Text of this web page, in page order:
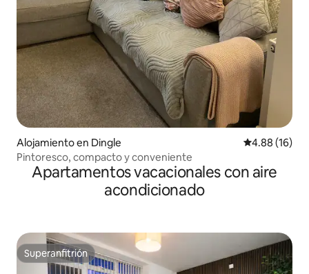
Alojamiento en Dingle Calificación
4.88 (16)
Pintoresco, compacto y conveniente
Apartamentos vacacionales con aire
acondicionado
Superanfitrión
Superanfitrión